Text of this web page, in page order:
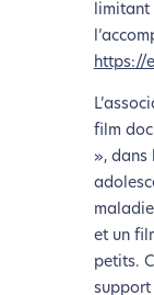
https://
film
», dans
et un
petits.
support